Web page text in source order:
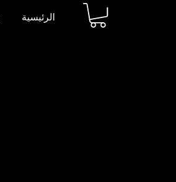
الرئيسية